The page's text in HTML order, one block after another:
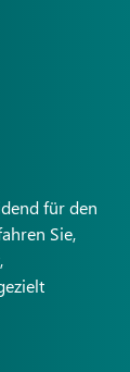
für den
Sie,